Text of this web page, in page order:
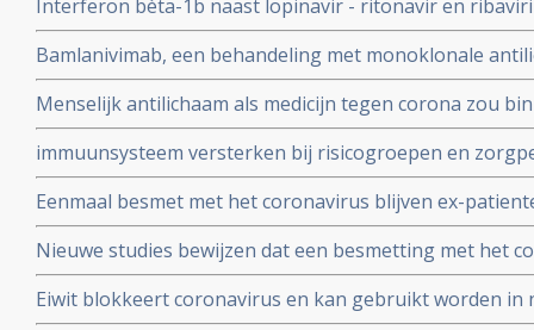
ziekenhuis.
Interferon bèta-1b naast lopinavir - ritonavir en
behandeling van patiënten met COVID-19 dan
Interferon bèta-1b
Bamlanivimab, een behandeling met monoklonale
met het coronavirus - Covid-19 krijgt toestemming van
uitstekende resultaten.
Menselijk antilichaam als medicijn tegen corona zou
kunnen leveren volgens onderzoekers van Erasmus MC
immuunsysteem versterken bij risicogroepen en
wachten op vaccin, aldus Immunoloog dr. Carla Peeters
Eenmaal besmet met het coronavirus blijven ex-
studie. Immuniteit voor Covid-19-infectie blijft
waarschijnlijk langer dan dat.
Nieuwe studies bewijzen dat een besmetting met het
langdurige immuniteit geeft door IgM en IgA
immuunsysteem
Eiwit blokkeert coronavirus en kan gebruikt worden in